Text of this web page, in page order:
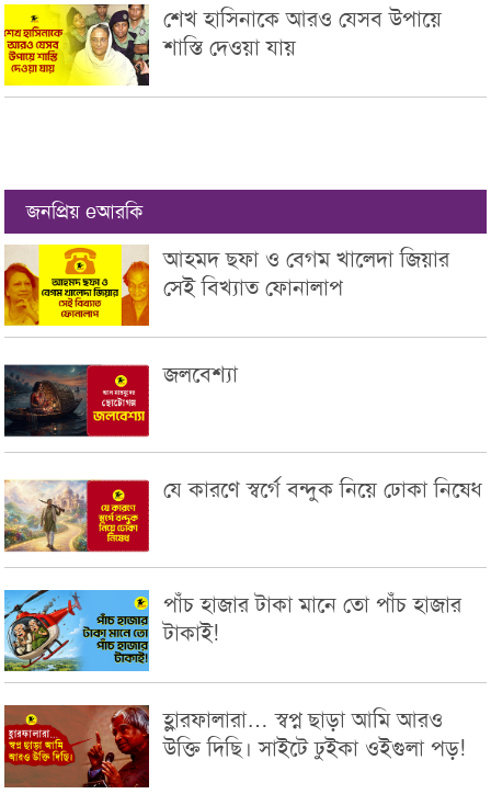
শেখ হাসিনাকে আরও যেসব উপায়ে
শাস্তি দেওয়া যায়
জনপ্রিয় eআরকি
আহমদ ছফা ও বেগম খালেদা জিয়ার
সেই বিখ্যাত ফোনালাপ
জলবেশ্যা
যে কারণে স্বর্গে বন্দুক নিয়ে ঢোকা নিষেধ
পাঁচ হাজার টাকা মানে তো পাঁচ হাজার
টাকাই!
হ্লারফালারা… স্বপ্ন ছাড়া আমি আরও
উক্তি দিছি। সাইটে ঢুইকা ওইগুলা পড়!